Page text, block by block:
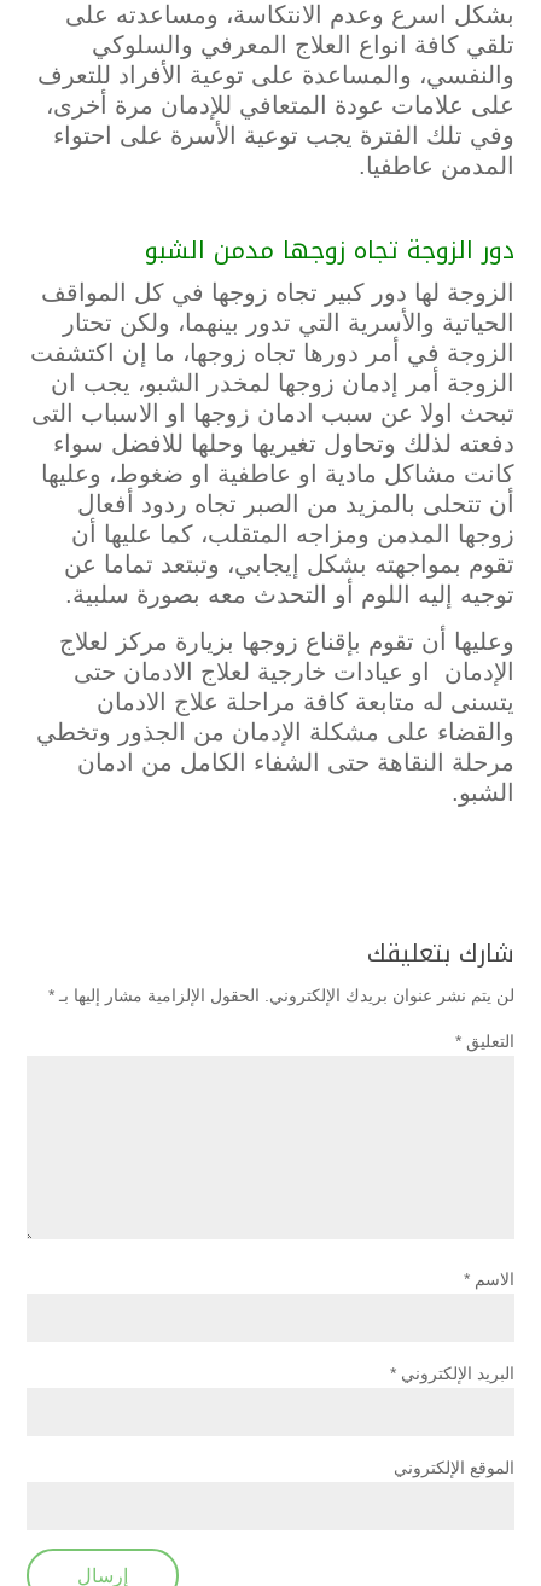
بشكل اسرع وعدم الانتكاسة، ومساعدته على
تلقي كافة انواع العلاج المعرفي والسلوكي
والنفسي، والمساعدة على توعية الأفراد للتعرف
على علامات عودة المتعافي للإدمان مرة أخرى،
وفي تلك الفترة يجب توعية الأسرة على احتواء
المدمن عاطفيا.
دور الزوجة تجاه زوجها مدمن الشبو
الزوجة لها دور كبير تجاه زوجها في كل المواقف
الحياتية والأسرية التي تدور بينهما، ولكن تحتار
الزوجة في أمر دورها تجاه زوجها، ما إن اكتشفت
الزوجة أمر إدمان زوجها لمخدر الشبو، يجب ان
تبحث اولا عن سبب ادمان زوجها او الاسباب التى
دفعته لذلك وتحاول تغيريها وحلها للافضل سواء
كانت مشاكل مادية او عاطفية او ضغوط، وعليها
أن تتحلى بالمزيد من الصبر تجاه ردود أفعال
زوجها المدمن ومزاجه المتقلب، كما عليها أن
تقوم بمواجهته بشكل إيجابي، وتبتعد تماما عن
توجيه إليه اللوم أو التحدث معه بصورة سلبية.
وعليها أن تقوم بإقناع زوجها بزيارة مركز لعلاج
الإدمان او عيادات خارجية لعلاج الادمان حتى
يتسنى له متابعة كافة مراحلة علاج الادمان
والقضاء على مشكلة الإدمان من الجذور وتخطي
مرحلة النقاهة حتى الشفاء الكامل من ادمان
الشبو.
شارك بتعليقك
لن يتم نشر عنوان بريدك الإلكتروني. الحقول الإلزامية مشار إليها بـ *
التعليق *
الاسم *
البريد الإلكتروني *
الموقع الإلكتروني